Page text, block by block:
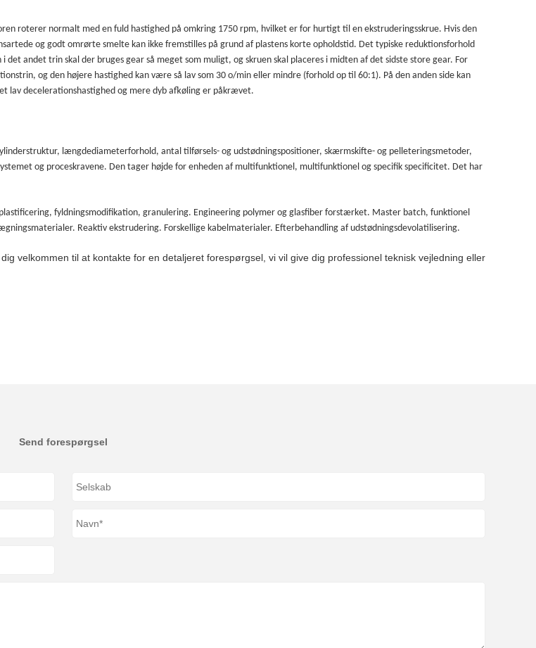
roterer normalt med en fuld hastighed på omkring 1750 rpm, hvilket er for hurtigt til en ekstruderingsskrue. Hvis den
og godt omrørte smelte kan ikke fremstilles på grund af plastens korte opholdstid. Det typiske reduktionsforhold
andet trin skal der bruges gear så meget som muligt, og skruen skal placeres i midten af ​​det sidste store gear. For
og den højere hastighed kan være så lav som 30 o/min eller mindre (forhold op til 60:1). På den anden side kan
lav decelerationshastighed og mere dyb afkøling er påkrævet.
længdediameterforhold, antal tilførsels- og udstødningspositioner, skærmskifte- og pelleteringsmetoder,
og proceskravene. Den tager højde for enheden af ​​multifunktionel, multifunktionel og specifik specificitet. Det har
fyldningsmodifikation, granulering. Engineering polymer og glasfiber forstærket. Master batch, funktionel
Reaktiv ekstrudering. Forskellige kabelmaterialer. Efterbehandling af udstødningsdevolatilisering.
velkommen til at kontakte for en detaljeret forespørgsel, vi vil give dig professionel teknisk vejledning eller
Send forespørgsel